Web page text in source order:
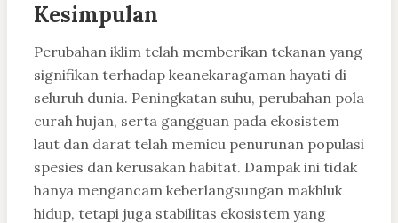
Kesimpulan
Perubahan iklim telah memberikan tekanan yang
signifikan terhadap keanekaragaman hayati di
seluruh dunia. Peningkatan suhu, perubahan pola
curah hujan, serta gangguan pada ekosistem
laut dan darat telah memicu penurunan populasi
spesies dan kerusakan habitat. Dampak ini tidak
hanya mengancam keberlangsungan makhluk
hidup, tetapi juga stabilitas ekosistem yang